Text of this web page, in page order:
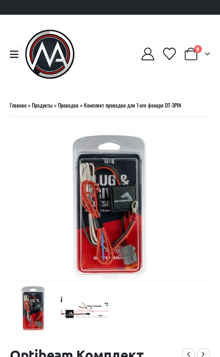
0
Главная»Продукты»Проводка »Комплект проводки для 1-ого фонаря DT-3PIN